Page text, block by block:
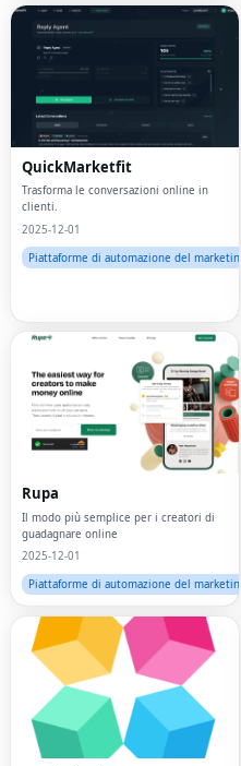
QuickMarketfit
Trasforma le conversazioni online in
clienti.
2025-12-01
Piattaforme di automazione del marketing
Rupa
Il modo più semplice per i creatori di
guadagnare online
2025-12-01
Piattaforme di automazione del marketing